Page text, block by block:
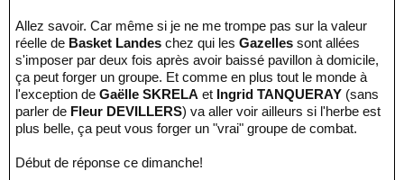
Allez savoir. Car même si je ne me trompe pas sur la valeur
réelle de Basket Landes chez qui les Gazelles sont allées
s'imposer par deux fois après avoir baissé pavillon à domicile,
ça peut forger un groupe. Et comme en plus tout le monde à
l'exception de Gaëlle SKRELA et Ingrid TANQUERAY (sans
parler de Fleur DEVILLERS) va aller voir ailleurs si l'herbe est
plus belle, ça peut vous forger un "vrai" groupe de combat.
Début de réponse ce dimanche!